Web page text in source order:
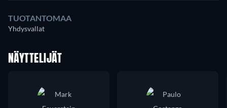
TUOTANTOMAA
Yhdysvallat
NÄYTTELIJÄT